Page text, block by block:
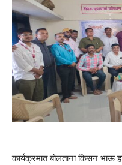
कार्यक्रमात बोलताना किसन भाऊ